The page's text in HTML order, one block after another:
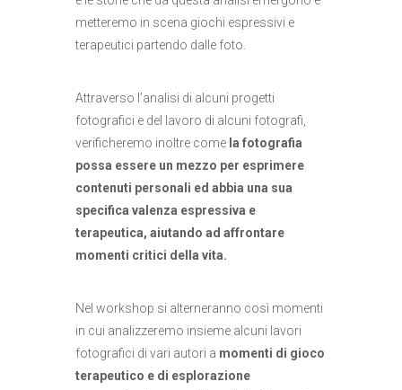
metteremo in scena giochi espressivi e
terapeutici partendo dalle foto.
Attraverso l’analisi di alcuni progetti
fotografici e del lavoro di alcuni fotografi,
verificheremo inoltre come la fotografia
possa essere un mezzo per esprimere
contenuti personali ed abbia una sua
specifica valenza espressiva e
terapeutica, aiutando ad affrontare
momenti critici della vita.
Nel workshop si alterneranno così momenti
in cui analizzeremo insieme alcuni lavori
fotografici di vari autori a momenti di gioco
terapeutico e di esplorazione